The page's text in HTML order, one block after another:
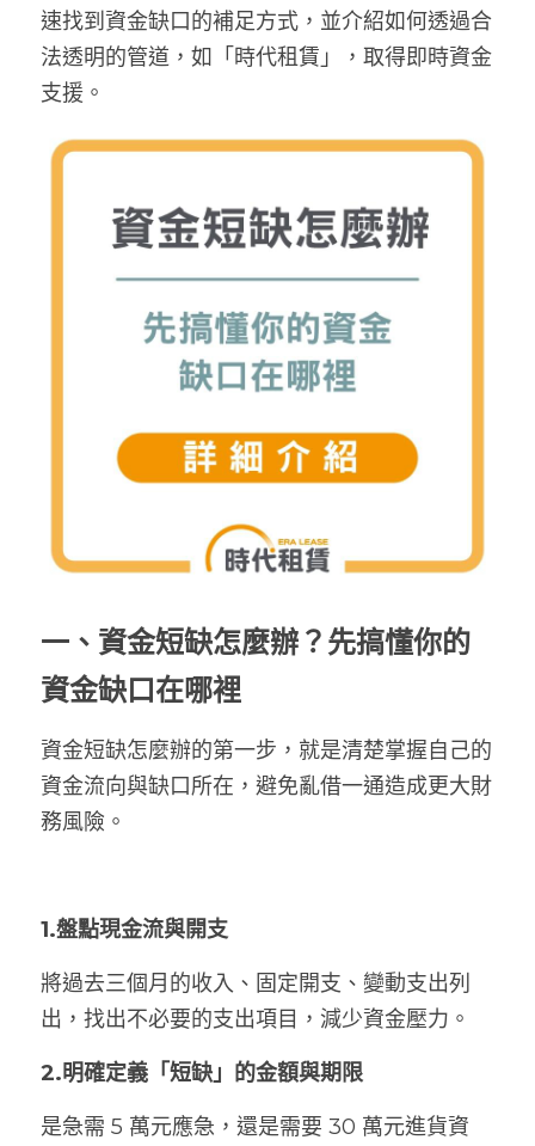
速找到資金缺口的補足方式，並介紹如何透過合
法透明的管道，如「時代租賃」，取得即時資金
支援。
一、 資金短缺怎麼辦？先搞懂你的
資金缺口在哪裡
資金短缺怎麼辦的第一步，就是清楚掌握自己的
資金流向與缺口所在，避免亂借一通造成更大財
務風險。
1.盤點現金流與開支
將過去三個月的收入、固定開支、變動支出列
出，找出不必要的支出項目，減少資金壓力。
2.明確定義「短缺」的金額與期限
是急需 5 萬元應急，還是需要 30 萬元進貨資